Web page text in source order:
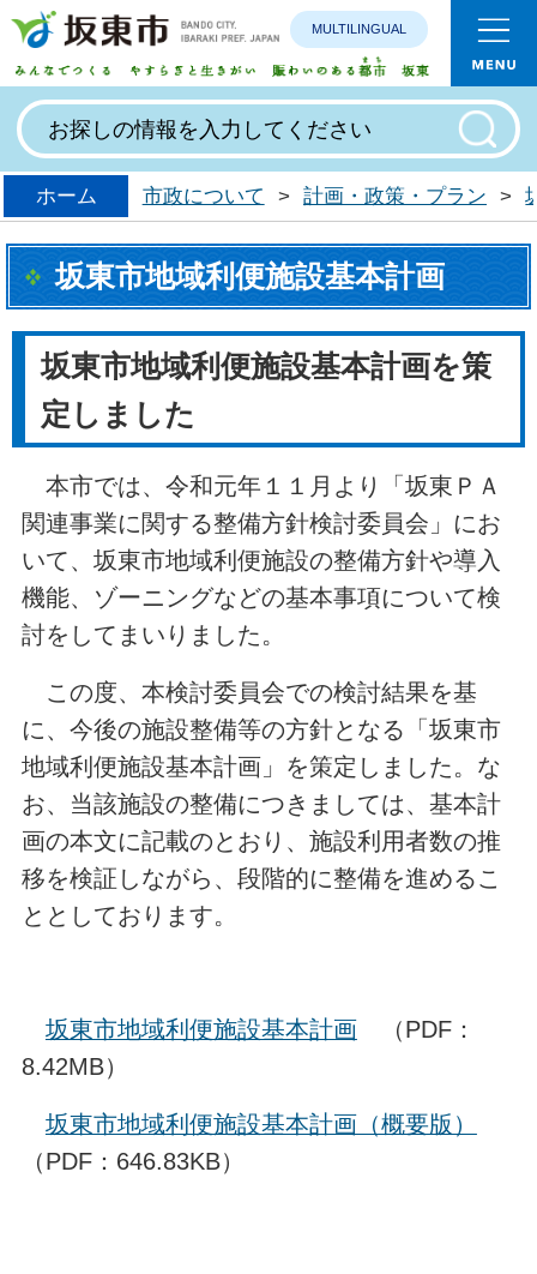
みんなで
MULTILINGUAL
ホーム 市政について > 計画・政策・プラン >
坂東市地域利便施設基本計画
坂東市地域利便施設基本計画を策
定しました
本市では、令和元年１１月より「坂東ＰＡ
関連事業に関する整備方針検討委員会」にお
いて、坂東市地域利便施設の整備方針や導入
機能、ゾーニングなどの基本事項について検
討をしてまいりました。
この度、本検討委員会での検討結果を基
に、今後の施設整備等の方針となる「坂東市
地域利便施設基本計画」を策定しました。な
お、当該施設の整備につきましては、基本計
画の本文に記載のとおり、施設利用者数の推
移を検証しながら、段階的に整備を進めるこ
ととしております。
坂東市地域利便施設基本計画（PDF：
8.42MB）
坂東市地域利便施設基本計画（概要版）
（PDF：646.83KB）